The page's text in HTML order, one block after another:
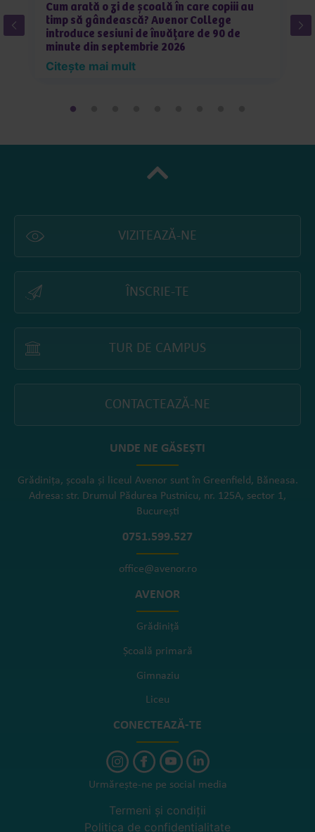
Cum arată o zi de școală în care copiii au
timp să gândească? Avenor College
introduce sesiuni de învățare de 90 de
minute din septembrie 2026
Citește mai mult
VIZITEAZĂ-NE
ÎNSCRIE-TE
TUR DE CAMPUS
CONTACTEAZĂ-NE
UNDE NE GĂSEȘTI
Grădinița, școala și liceul Avenor sunt în Greenfield, Băneasa.
Adresa: str. Drumul Pădurea Pustnicu, nr. 125A, sector 1,
București
0751.599.527
office@avenor.ro
AVENOR
Grădiniță
Școală primară
Gimnaziu
Liceu
CONECTEAZĂ-TE
Urmărește-ne pe social media
Termeni și condiții
Politica de confidențialitate